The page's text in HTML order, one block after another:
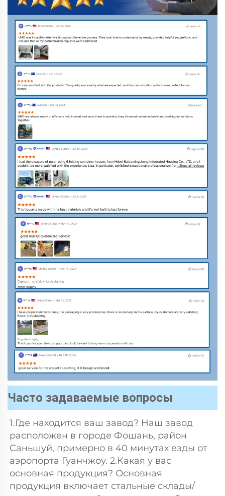
Часто задаваемые вопросы
1.Где находится ваш завод? Наш завод
расположен в городе Фошань, район
Саньшуй, примерно в 40 минутах езды от
аэропорта Гуанчжоу. 2.Какая у вас
основная продукция? Основная
продукция включает стальные склады/